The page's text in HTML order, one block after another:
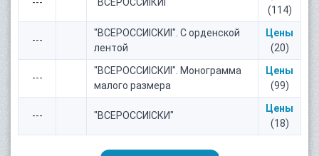
(114)
---
"ВСЕРОССИIСКИI". С орденской
лентой
Цены
(20)
---
"ВСЕРОССИIСКИI". Монограмма
малого размера
Цены
(99)
--- "ВСЕРОССИIСКИ"
Цены
(18)